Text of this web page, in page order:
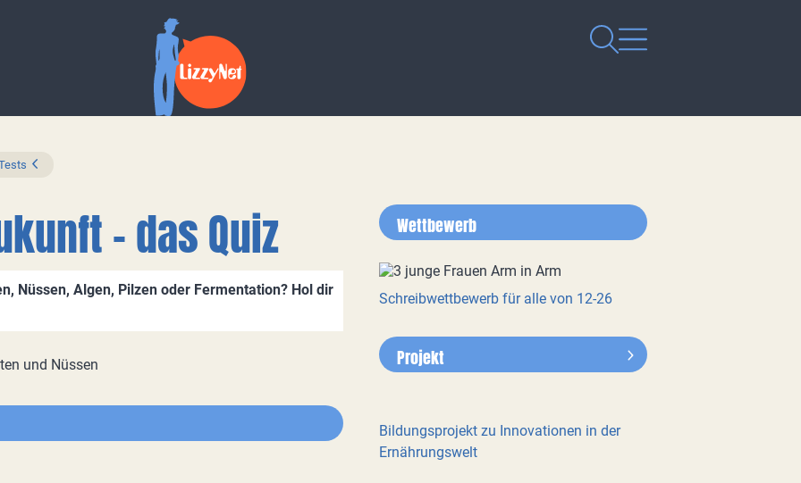
- das Quiz
Nüssen, Algen, Pilzen oder Fermentation? Hol dir
Wettbewerb
Schreibwettbewerb für alle von 12-26
Projekt
Bildungsprojekt zu Innovationen in der
Ernährungswelt